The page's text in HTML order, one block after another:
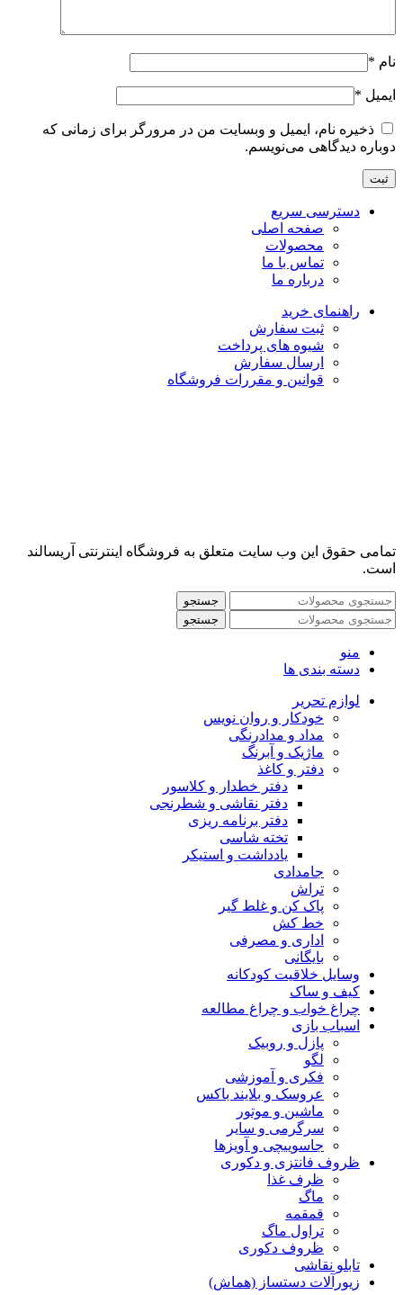
نام *
ایمیل *
ذخیره نام، ایمیل و وبسایت من در مرورگر برای زمانی که
دوباره دیدگاهی می‌نویسم.
دسترسی سریع
صفحه اصلی
محصولات
تماس با ما
درباره ما
راهنمای خرید
ثبت سفارش
شیوه های پرداخت
ارسال سفارش
قوانین و مقررات فروشگاه
تمامی حقوق این وب سایت متعلق به فروشگاه اینترنتی آریسالند
است.
جستجو
جستجو
منو
دسته بندی ها
لوازم تحریر
خودکار و روان نویس
مداد و مدادرنگی
ماژیک و آبرنگ
دفتر و کاغذ
دفتر خطدار و کلاسور
دفتر نقاشی و شطرنجی
دفتر برنامه ریزی
تخته شاسی
یادداشت و استیکر
جامدادی
تراش
پاک کن و غلط گیر
خط کش
اداری و مصرفی
بایگانی
وسایل خلاقیت کودکانه
کیف و ساک
چراغ خواب و چراغ مطالعه
اسباب بازی
پازل و روبیک
لگو
فکری و آموزشی
عروسک و بلایند باکس
ماشین و موتور
سرگرمی و سایر
جاسوییچی و آویزها
ظروف فانتزی و دکوری
ظرف غذا
ماگ
قمقمه
تراول ماگ
ظروف دکوری
تابلو نقاشی
زیورآلات دستساز (هماش)